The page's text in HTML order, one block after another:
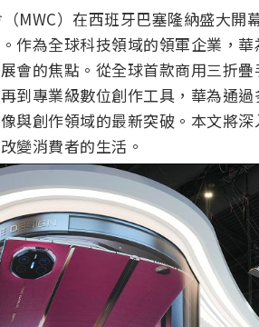
MWC）在西班牙巴塞隆納盛大開
作為全球科技領域的領軍企業，
會的焦點。從全球首款商用三折
到專業級數位創作工具，華為通
與創作領域的最新突破。本文將深
變消費者的生活。